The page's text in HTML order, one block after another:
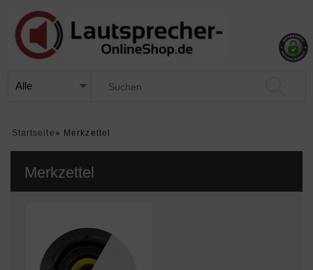
Startseite » Merkzettel
Merkzettel